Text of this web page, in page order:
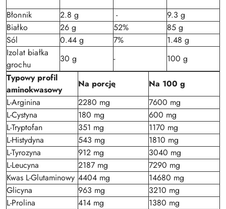
Błonnik 2.8 g -
9.3 g
Białko
26 g 52%
85 g
Sól
0.44 g 7%
1.48 g
Izolat białka
grochu
30 g -
100 g
Typowy profil
aminokwasowy
Na porcję
Na 100 g
L-Arginina
2280 mg
7600 mg
L-Cystyna
180 mg
600 mg
L-Tryptofan
351 mg
1170 mg
L-Histydyna
543 mg
1810 mg
L-Tyrozyna
912 mg
3040 mg
L-Leucyna
2187 mg
7290 mg
Kwas L-Glutaminowy 4404 mg
14680 mg
Glicyna
963 mg
3210 mg
L-Prolina
414 mg
1380 mg